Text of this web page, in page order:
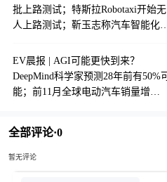
批上路测试；特斯拉Robotaxi开始无
人上路测试；靳玉志称汽车智能化普
EV晨报 | AGI可能更快到来？
DeepMind科学家预测28年前有50%可
能；前11月全球电动汽车销量增
全部评论·0
暂无评论